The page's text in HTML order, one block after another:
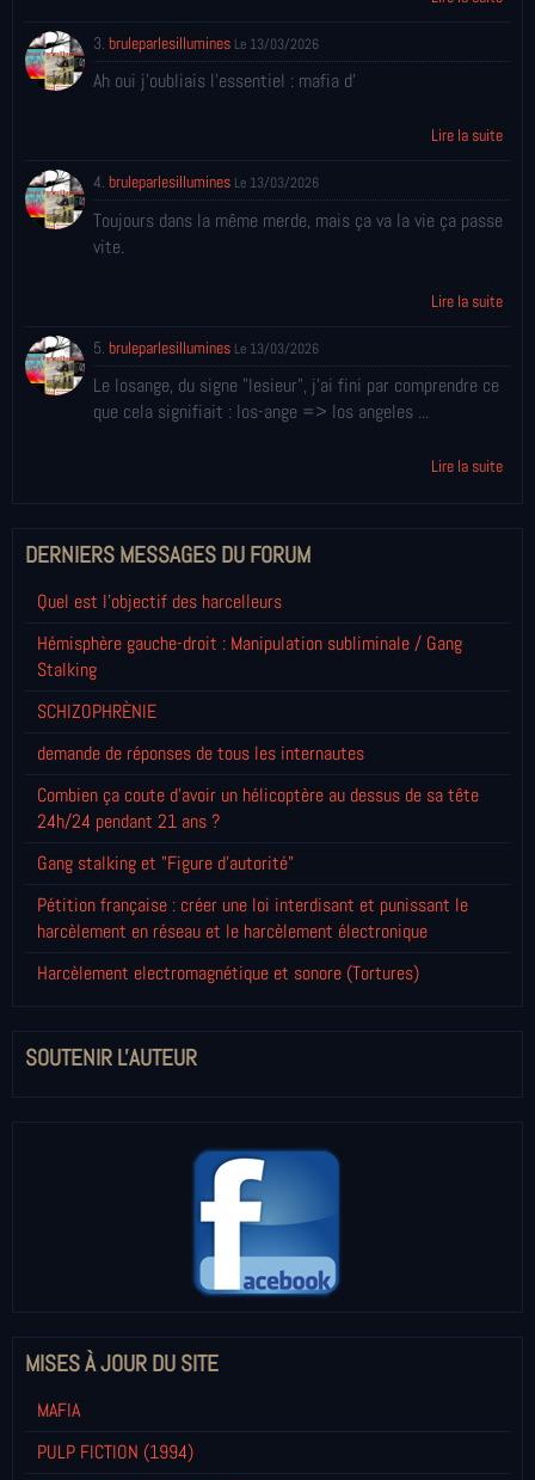
3. bruleparlesillumines Le 13/03/2026
Ah oui j'oubliais l'essentiel : mafia d'
Lire la suite
4. bruleparlesillumines Le 13/03/2026
Toujours dans la même merde, mais ça va la vie ça passe
vite.
Lire la suite
5. bruleparlesillumines Le 13/03/2026
Le losange, du signe "lesieur", j'ai fini par comprendre ce
que cela signifiait : los-ange => los angeles ...
Lire la suite
DERNIERS MESSAGES DU FORUM
Quel est l'objectif des harcelleurs
Hémisphère gauche-droit : Manipulation subliminale / Gang
Stalking
SCHIZOPHRÈNIE
demande de réponses de tous les internautes
Combien ça coute d'avoir un hélicoptère au dessus de sa tête
24h/24 pendant 21 ans ?
Gang stalking et "Figure d'autorité"
Pétition française : créer une loi interdisant et punissant le
harcèlement en réseau et le harcèlement électronique
Harcèlement electromagnétique et sonore (Tortures)
SOUTENIR L'AUTEUR
MISES À JOUR DU SITE
MAFIA
PULP FICTION (1994)